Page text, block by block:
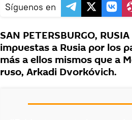
Síguenos en
SAN PETERSBURGO,
impuestas a Rusia por los
más a ellos mismos que a
ruso, Arkadi Dvorkóvich.